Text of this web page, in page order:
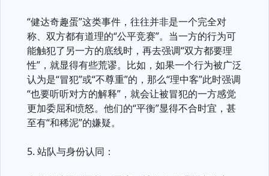
“健达奇趣蛋”这类事件，往往并非是一个完全对
称、双方都有道理的“公平竞赛”。当一方的行为可
能触犯了另一方的底线时，再去强调“双方都要理
性”，就显得有些荒谬。比如，如果一个行为被广泛
认为是“冒犯”或“不尊重”的，那么“理中客”此时强调
“也要听听对方的解释”，就会让被冒犯的一方感觉
更加委屈和愤怒。他们的“平衡”显得不合时宜，甚
至有“和稀泥”的嫌疑。
5. 站队与身份认同：